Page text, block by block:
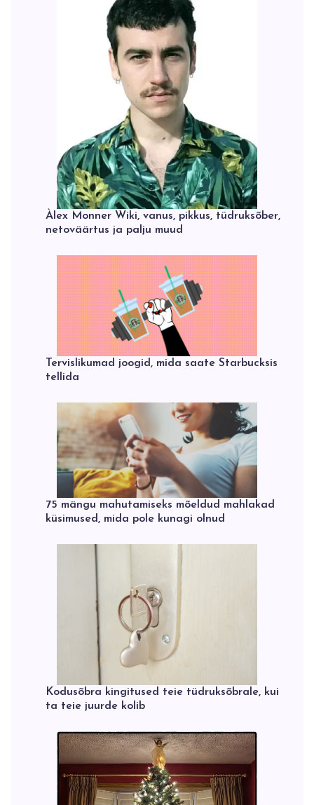
Àlex Monner Wiki, vanus, pikkus, tüdruksõber,
netoväärtus ja palju muud
Tervislikumad joogid, mida saate Starbucksis
tellida
75 mängu mahutamiseks mõeldud mahlakad
küsimused, mida pole kunagi olnud
Kodusõbra kingitused teie tüdruksõbrale, kui
ta teie juurde kolib